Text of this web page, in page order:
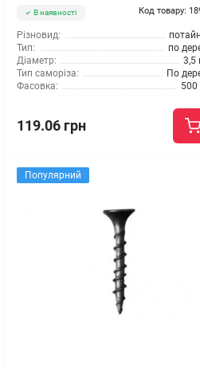
В наявності Код товару:
Різновид:
Тип:
по
Діаметр:
3,5
Тип саморіза:
По
Фасовка:
119.06 грн
Популярний